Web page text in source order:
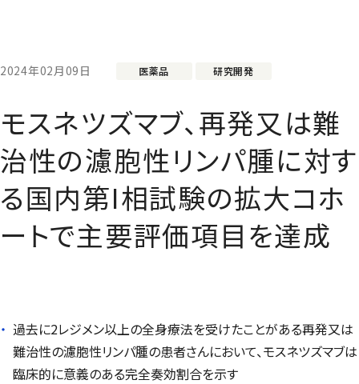
2024年02月09日 医薬品 研究開発
モスネツズマブ、再発又は難
治性の濾胞性リンパ腫に対す
る国内第I相試験の拡大コホ
ートで主要評価項目を達成
過去に2レジメン以上の全身療法を受けたことがある再発又は
難治性の濾胞性リンパ腫の患者さんにおいて、モスネツズマブは
臨床的に意義のある完全奏効割合を示す